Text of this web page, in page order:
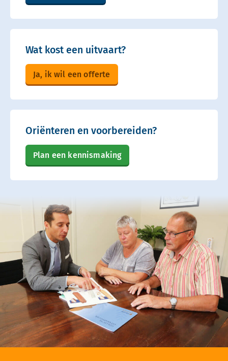
Wat kost een uitvaart?
Ja, ik wil een offerte
Oriënteren en voorbereiden?
Plan een kennismaking